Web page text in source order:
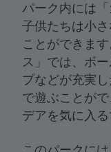
パーク内には「
子供たちは小
ことができま
ス」では、ボ
プなどが充実
で遊ぶことが
デアを気に入